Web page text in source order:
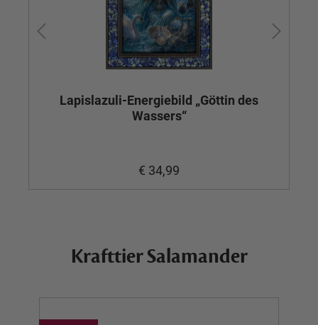
Lapislazuli-Energiebild „Göttin des
Wassers“
€ 34,99
Krafttier Salamander